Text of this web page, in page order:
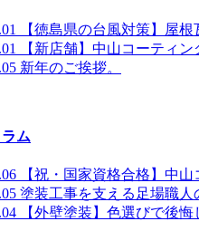
【徳島県の台風対策】屋
【新店舗】中山コーティ
新年のご挨拶。
ム
【祝・国家資格合格】中
塗装工事を支える足場職人
【外壁塗装】色選びで後